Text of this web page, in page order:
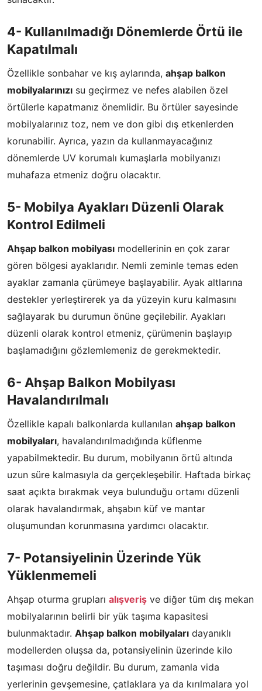
4- Kullanılmadığı Dönemlerde Örtü ile
Kapatılmalı
Özellikle sonbahar ve kış aylarında, ahşap balkon
mobilyalarınızı su geçirmez ve nefes alabilen özel
örtülerle kapatmanız önemlidir. Bu örtüler sayesinde
mobilyalarınız toz, nem ve don gibi dış etkenlerden
korunabilir. Ayrıca, yazın da kullanmayacağınız
dönemlerde UV korumalı kumaşlarla mobilyanızı
muhafaza etmeniz doğru olacaktır.
5- Mobilya Ayakları Düzenli Olarak
Kontrol Edilmeli
Ahşap balkon mobilyası modellerinin en çok zarar
gören bölgesi ayaklarıdır. Nemli zeminle temas eden
ayaklar zamanla çürümeye başlayabilir. Ayak altlarına
destekler yerleştirerek ya da yüzeyin kuru kalmasını
sağlayarak bu durumun önüne geçilebilir. Ayakları
düzenli olarak kontrol etmeniz, çürümenin başlayıp
başlamadığını gözlemlemeniz de gerekmektedir.
6- Ahşap Balkon Mobilyası
Havalandırılmalı
Özellikle kapalı balkonlarda kullanılan ahşap balkon
mobilyaları, havalandırılmadığında küflenme
yapabilmektedir. Bu durum, mobilyanın örtü altında
uzun süre kalmasıyla da gerçekleşebilir. Haftada birkaç
saat açıkta bırakmak veya bulunduğu ortamı düzenli
olarak havalandırmak, ahşabın küf ve mantar
oluşumundan korunmasına yardımcı olacaktır.
7- Potansiyelinin Üzerinde Yük
Yüklenmemeli
Ahşap oturma grupları alışveriş ve diğer tüm dış mekan
mobilyalarının belirli bir yük taşıma kapasitesi
bulunmaktadır. Ahşap balkon mobilyaları dayanıklı
modellerden oluşsa da, potansiyelinin üzerinde kilo
taşıması doğru değildir. Bu durum, zamanla vida
yerlerinin gevşemesine, çatlaklara ya da kırılmalara yol